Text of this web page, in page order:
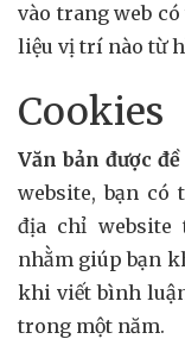
vào trang web
liệu vị trí nào từ
Cookies
Văn bản được
website, bạn có
địa chỉ website
nhằm giúp bạn
khi viết bình
trong một năm.